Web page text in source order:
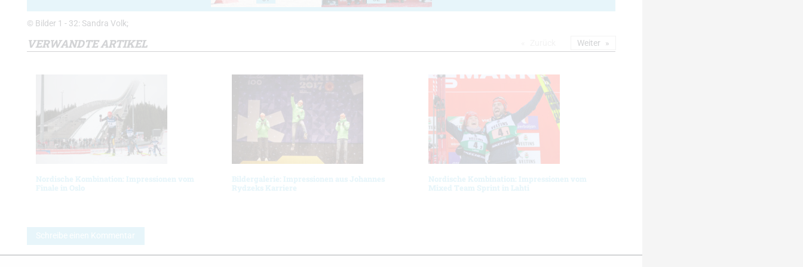
© Bilder 1 - 32: Sandra Volk;
VERWANDTE ARTIKEL
Nordische Kombination: Impressionen vom
Finale in Oslo
Bildergalerie: Impressionen aus Johannes
Rydzeks Karriere
Nordische Kombination: Impressionen vom
Mixed Team Sprint in Lahti
Weiter
Schreibe einen Kommentar